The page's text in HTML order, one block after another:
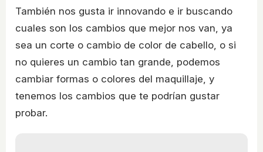
También nos gusta ir innovando e ir buscando
cuales son los cambios que mejor nos van, ya
sea un corte o cambio de color de cabello, o si
no quieres un cambio tan grande, podemos
cambiar formas o colores del maquillaje, y
tenemos los cambios que te podrían gustar
probar.